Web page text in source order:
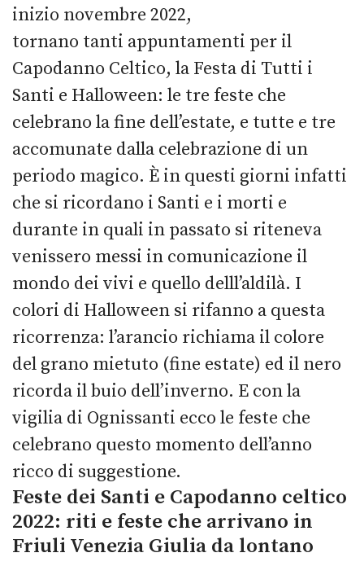
inizio novembre 2022,
tornano tanti appuntamenti per il
Capodanno Celtico, la Festa di Tutti i
Santi e Halloween: le tre feste che
celebrano la fine dell’estate, e tutte e tre
accomunate dalla celebrazione di un
periodo magico. È in questi giorni infatti
che si ricordano i Santi e i morti e
durante in quali in passato si riteneva
venissero messi in comunicazione il
mondo dei vivi e quello delll’aldilà. I
colori di Halloween si rifanno a questa
ricorrenza: l’arancio richiama il colore
del grano mietuto (fine estate) ed il nero
ricorda il buio dell’inverno. E con la
vigilia di Ognissanti ecco le feste che
celebrano questo momento dell’anno
ricco di suggestione.
Feste dei Santi e Capodanno celtico
2022: riti e feste che arrivano in
Friuli Venezia Giulia da lontano